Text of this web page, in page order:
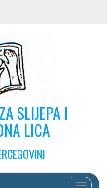
SLIJEPA I
LICA
Toggle